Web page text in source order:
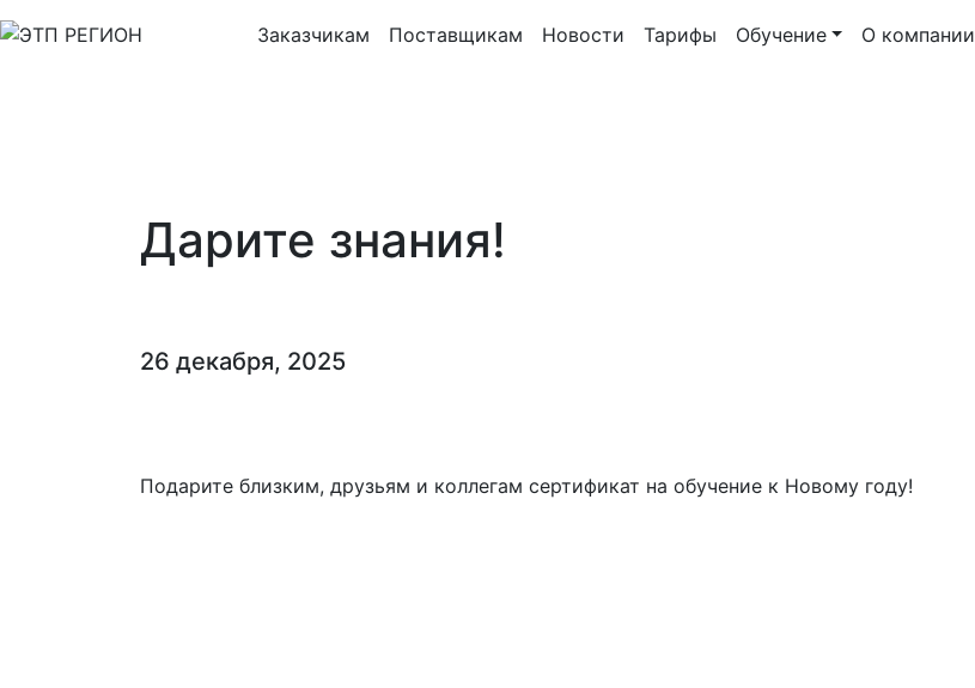
Заказчикам Поставщикам Новости Тарифы Обучение О компании
Дарите знания!
26 декабря, 2025
Подарите близким, друзьям и коллегам сертификат на обучение к Новому году!